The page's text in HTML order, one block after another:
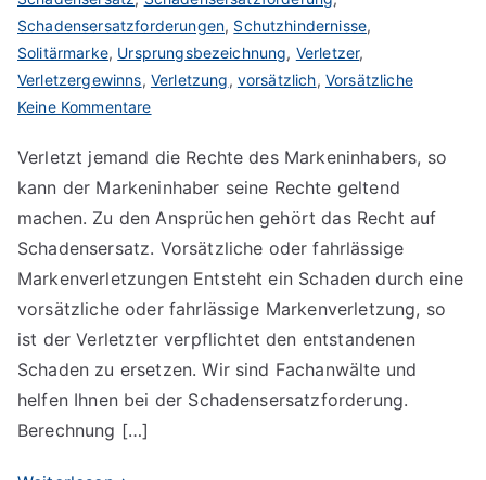
Schadensersatzforderungen, Schutzhindernisse,
Solitärmarke, Ursprungsbezeichnung, Verletzer,
Verletzergewinns, Verletzung, vorsätzlich, Vorsätzliche
Keine Kommentarezu
bei
Markenverletzung
Verletzt jemand die Rechte des Markeninhabers, so
kann der Markeninhaber seine Rechte geltend
machen. Zu den Ansprüchen gehört das Recht auf
Schadensersatz. Vorsätzliche oder fahrlässige
Markenverletzungen Entsteht ein Schaden durch eine
vorsätzliche oder fahrlässige Markenverletzung, so
ist der Verletzter verpflichtet den entstandenen
Schaden zu ersetzen. Wir sind Fachanwälte und
helfen Ihnen bei der Schadensersatzforderung.
Berechnung […]